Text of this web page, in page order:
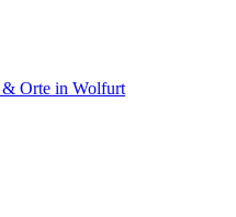
Orte in Wolfurt